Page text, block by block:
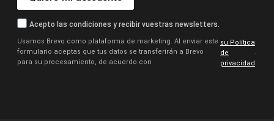
Acepto las condiciones y recibir vuestras newsletters.
Usamos Brevo como plataforma de marketing. Al enviar este
formulario aceptas que tus datos se transferirán a Brevo
para su procesamiento, de acuerdo con
su Política
de
privacidad
.